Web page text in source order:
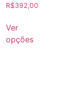
R$392,00
Ver
opções